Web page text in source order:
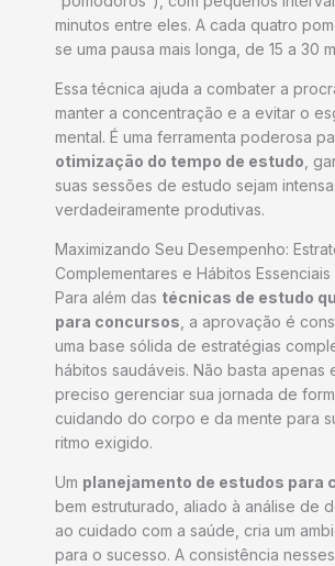
minutos entre eles. A cada quatro
se uma pausa mais longa, de 15 a 30
Essa técnica ajuda a combater a
manter a concentração e a evitar o
mental. É uma ferramenta poderosa
otimização do tempo de estudo ,
suas sessões de estudo sejam
verdadeiramente produtivas.
Maximizando Seu Desempenho:
Complementares e Hábitos Essenciais
Para além das técnicas de estudo
para concursos , a aprovação é
uma base sólida de estratégias
hábitos saudáveis. Não basta apenas
preciso gerenciar sua jornada de
cuidando do corpo e da mente para
ritmo exigido.
Um planejamento de estudos para
bem estruturado, aliado à análise de
ao cuidado com a saúde, cria um
para o sucesso. A consistência